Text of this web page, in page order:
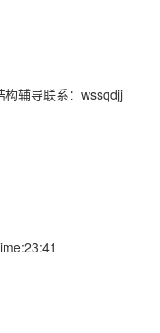
构辅导联系：wssqdjj